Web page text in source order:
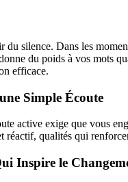
du silence. Dans les
du poids à vos mots
efficace.
Simple Écoute
active exige que vous
réactif, qualités qui
Inspire le